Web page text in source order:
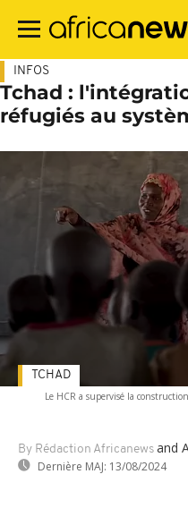
contenu
INFOS
Tchad :
réfugiés au
Le HCR a supervisé la
By Rédaction Africanews and
Dernière MAJ: 13/08/2024
TCHAD